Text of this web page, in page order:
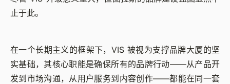
止于此。
在一个长期主义的框架下，VIS 被视为支撑品牌大厦的坚
实基础，其核心职能是确保所有的品牌行动——从产品开
发到市场沟通，从用户服务到内容创作——都能在同一套